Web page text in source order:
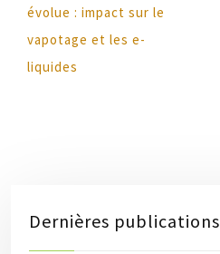
évolue : impact sur le
vapotage et les e-
liquides
Dernières publications